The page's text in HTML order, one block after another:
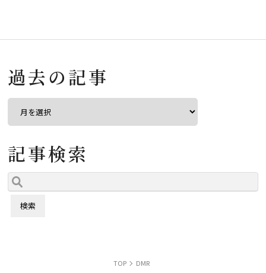
過去の記事
記事検索
TOP DMR